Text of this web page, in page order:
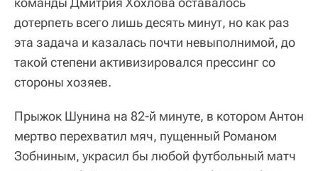
дотерпеть всего лишь десять минут, но как раз
эта задача и казалась почти невыполнимой, до
такой степени активизировался прессинг со
стороны хозяев.
Прыжок Шунина на 82-й минуте, в котором Антон
мертво перехватил мяч, пущенный Романом
Зобниным, украсил бы любой футбольный матч